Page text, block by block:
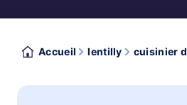
Accueil lentilly cuisinier